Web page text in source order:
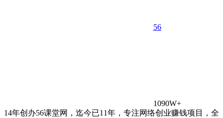
56
1090W+
14年创办56课堂网，迄今已11年，专注网络创业赚钱项目，全